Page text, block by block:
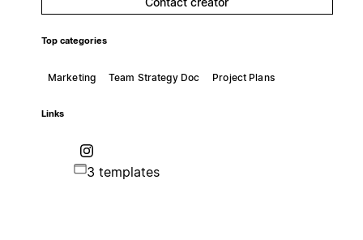
Top categories
Marketing Team Strategy Doc Project Plans
Links
3 templates